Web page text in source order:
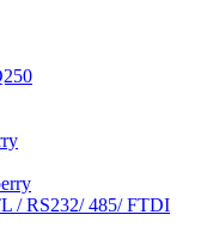
/ RS232/ 485/ FTDI